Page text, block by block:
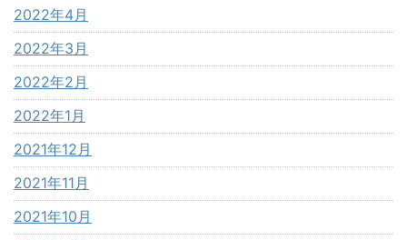
2022年4月
2022年3月
2022年2月
2022年1月
2021年12月
2021年11月
2021年10月